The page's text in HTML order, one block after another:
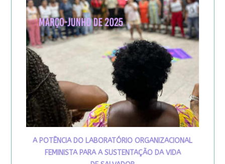
A POTÊNCIA DO LABORATÓRIO ORGANIZACIONAL
FEMINISTA PARA A SUSTENTAÇÃO DA VIDA